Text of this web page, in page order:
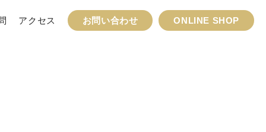
アクセス お問い合わせ ONLINE SHOP